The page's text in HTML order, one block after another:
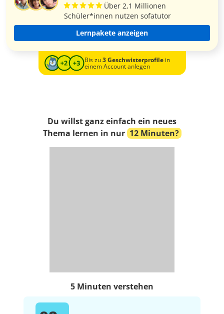
Über 2,1 Millionen
Schüler*innen nutzen sofatutor
Lernpakete anzeigen
Bis zu3 Geschwisterprofilein
einem Account anlegen
Du willst ganz einfach ein neues
Thema lernen in nur 12 Minuten?
5 Minuten verstehen